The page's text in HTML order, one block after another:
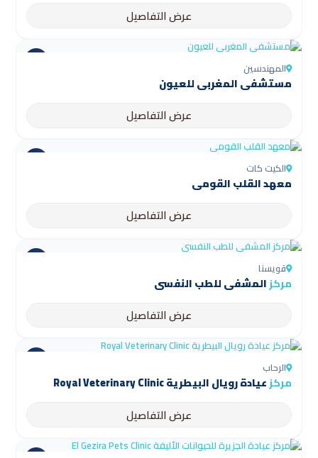
عرض التفاصيل
المهندسين
مستشفى المغربي للعيون
عرض التفاصيل
الكيت كات
معهد القلب القومي
عرض التفاصيل
قويسنا
مركزالمشفى للطب النفسي
عرض التفاصيل
الرحاب
مركزعيادة رويال البيطرية Royal Veterinary Clinic
عرض التفاصيل